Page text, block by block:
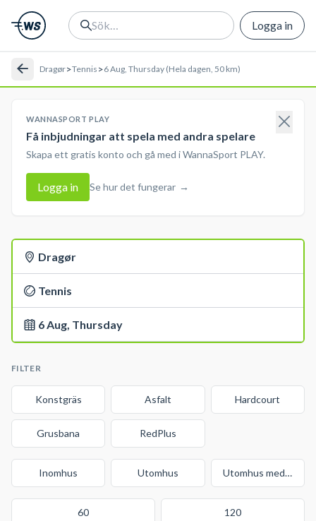
Logga in
Dragør>Tennis >6 Aug, Thursday (Hela dagen, 50 km)
WANNASPORT PLAY
Få inbjudningar att spela med andra spelare
Skapa ett gratis konto och gå med i WannaSport PLAY.
Logga in Se hur det fungerar →
Dragør
Tennis
6 Aug, Thursday
FILTER
Konstgräs Asfalt Hardcourt
Grusbana RedPlus
Inomhus Utomhus Utomhus med tak
60 120